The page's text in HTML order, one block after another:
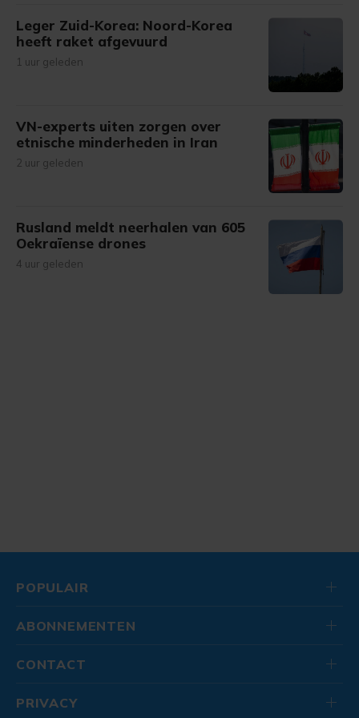
Leger Zuid-Korea: Noord-Korea
heeft raket afgevuurd
1 uur geleden
VN-experts uiten zorgen over
etnische minderheden in Iran
2 uur geleden
Rusland meldt neerhalen van 605
Oekraïense drones
4 uur geleden
POPULAIR
ABONNEMENTEN
CONTACT
PRIVACY